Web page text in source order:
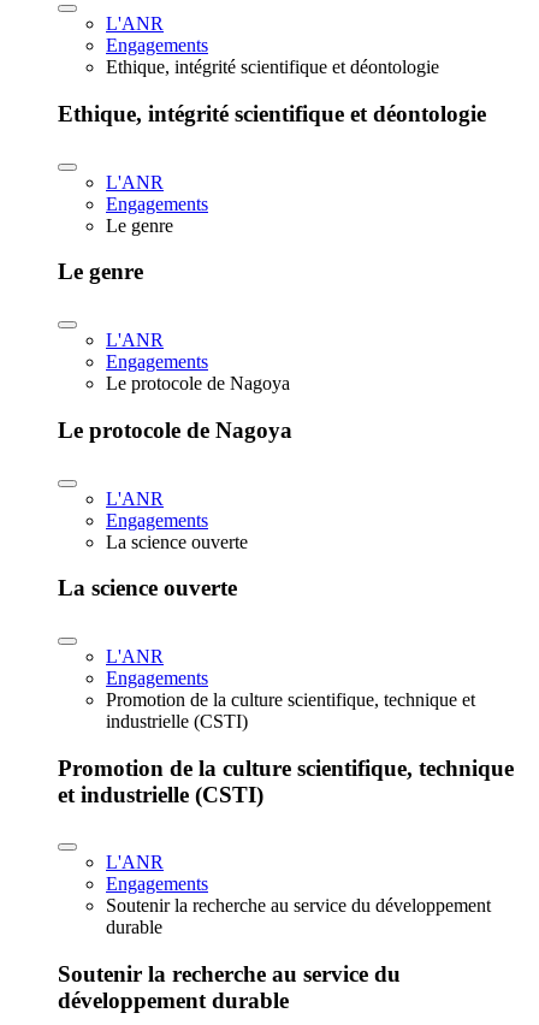
L'ANR
Engagements
Ethique, intégrité scientifique et déontologie
Ethique, intégrité scientifique et déontologie
L'ANR
Engagements
Le genre
Le genre
L'ANR
Engagements
Le protocole de Nagoya
Le protocole de Nagoya
L'ANR
Engagements
La science ouverte
La science ouverte
L'ANR
Engagements
Promotion de la culture scientifique, technique et
industrielle (CSTI)
Promotion de la culture scientifique, technique
et industrielle (CSTI)
L'ANR
Engagements
Soutenir la recherche au service du développement
durable
Soutenir la recherche au service du
développement durable